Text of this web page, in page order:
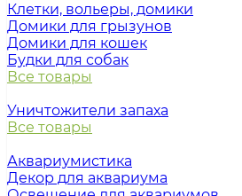
Клетки, вольеры, домики
Домики для грызунов
Домики для кошек
Будки для собак
Все товары
Уничтожители запаха
Все товары
Аквариумистика
Декор для аквариума